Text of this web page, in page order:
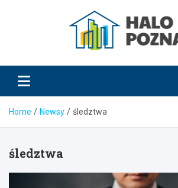
Home Newsy śledztwa
śledztwa